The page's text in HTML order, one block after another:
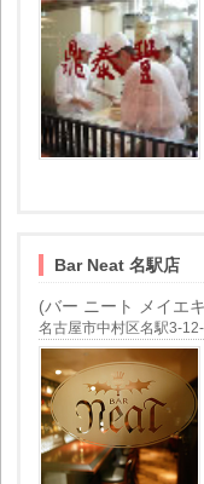
Bar Neat 名駅店
(バー ニート メイエ
名古屋市中村区名駅3-